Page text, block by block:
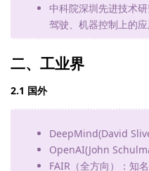
中科院深圳先进技术
驾驶、机器控制上的
二、工业界
2.1 国外
DeepMind(David
OpenAI(John
FAIR（全方向）：知